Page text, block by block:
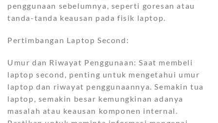
penggunaan sebelumnya, seperti goresan atau
tanda-tanda keausan pada fisik laptop.
Pertimbangan Laptop Second:
Umur dan Riwayat Penggunaan: Saat membeli
laptop second, penting untuk mengetahui umur
laptop dan riwayat penggunaannya. Semakin tua
laptop, semakin besar kemungkinan adanya
masalah atau keausan komponen internal.